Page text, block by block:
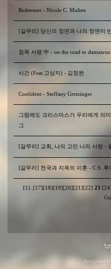
Redeemer - Nicole C. Mulien
[갈무리] 당신의 정면과 나의 정면이
침묵 서평 中 - on the road to damascus
시간 (Feat.고상지) - 김창완
Confident - Steffany Gretzinger
그럼에도 크리스마스가 우리에게 의
그
[갈무리] 교회, 나의 고민 나의 사랑 -
[갈무리] 천국과 지옥의 이혼 - C.S. 루
[1] [17] [18] [19] [20] [21] [22] 23 [24]